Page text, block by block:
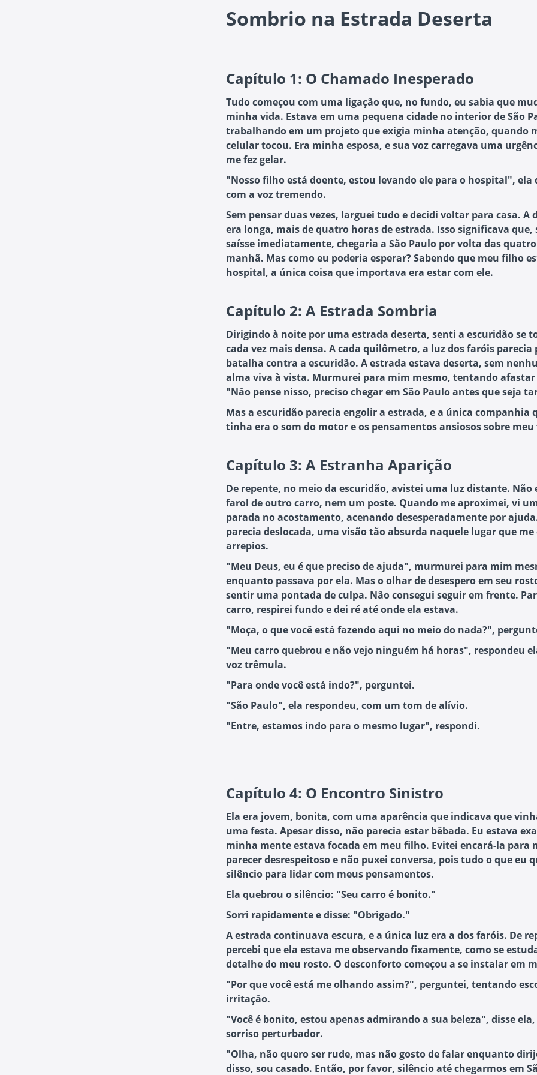
Sombrio na Estrada Deserta
Capítulo 1: O Chamado Inesperado
Tudo começou com uma ligação que, no fundo, eu sabia que
minha vida. Estava em uma pequena cidade no interior de São
trabalhando em um projeto que exigia minha atenção, quando
celular tocou. Era minha esposa, e sua voz carregava uma
me fez gelar.
"Nosso filho está doente, estou levando ele para o hospital", ela
com a voz tremendo.
Sem pensar duas vezes, larguei tudo e decidi voltar para casa. A
era longa, mais de quatro horas de estrada. Isso significava que,
saísse imediatamente, chegaria a São Paulo por volta das
manhã. Mas como eu poderia esperar? Sabendo que meu filho
hospital, a única coisa que importava era estar com ele.
Capítulo 2: A Estrada Sombria
Dirigindo à noite por uma estrada deserta, senti a escuridão se
cada vez mais densa. A cada quilômetro, a luz dos faróis parecia
batalha contra a escuridão. A estrada estava deserta, sem
alma viva à vista. Murmurei para mim mesmo, tentando afastar
"Não pense nisso, preciso chegar em São Paulo antes que seja
Mas a escuridão parecia engolir a estrada, e a única companhia
tinha era o som do motor e os pensamentos ansiosos sobre
Capítulo 3: A Estranha Aparição
De repente, no meio da escuridão, avistei uma luz distante. Não
farol de outro carro, nem um poste. Quando me aproximei, vi
parada no acostamento, acenando desesperadamente por
parecia deslocada, uma visão tão absurda naquele lugar que me
arrepios.
"Meu Deus, eu é que preciso de ajuda", murmurei para mim
enquanto passava por ela. Mas o olhar de desespero em seu
sentir uma pontada de culpa. Não consegui seguir em frente.
carro, respirei fundo e dei ré até onde ela estava.
"Moça, o que você está fazendo aqui no meio do nada?",
"Meu carro quebrou e não vejo ninguém há horas", respondeu
voz trêmula.
"Para onde você está indo?", perguntei.
"São Paulo", ela respondeu, com um tom de alívio.
"Entre, estamos indo para o mesmo lugar", respondi.
Capítulo 4: O Encontro Sinistro
Ela era jovem, bonita, com uma aparência que indicava que
uma festa. Apesar disso, não parecia estar bêbada. Eu estava
minha mente estava focada em meu filho. Evitei encará-la para
parecer desrespeitoso e não puxei conversa, pois tudo o que eu
silêncio para lidar com meus pensamentos.
Ela quebrou o silêncio: "Seu carro é bonito."
Sorri rapidamente e disse: "Obrigado."
A estrada continuava escura, e a única luz era a dos faróis. De
percebi que ela estava me observando fixamente, como se
detalhe do meu rosto. O desconforto começou a se instalar em
"Por que você está me olhando assim?", perguntei, tentando
irritação.
"Você é bonito, estou apenas admirando a sua beleza", disse
sorriso perturbador.
"Olha, não quero ser rude, mas não gosto de falar enquanto
disso, sou casado. Então, por favor, silêncio até chegarmos em